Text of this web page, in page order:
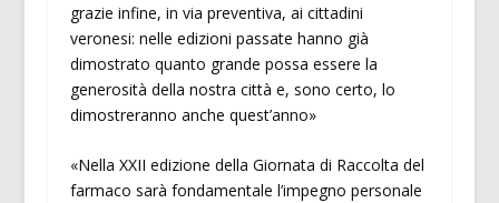
grazie infine, in via preventiva, ai cittadini
veronesi: nelle edizioni passate hanno già
dimostrato quanto grande possa essere la
generosità della nostra città e, sono certo, lo
dimostreranno anche quest’anno»
«Nella XXII edizione della Giornata di Raccolta del
farmaco sarà fondamentale l’impegno personale